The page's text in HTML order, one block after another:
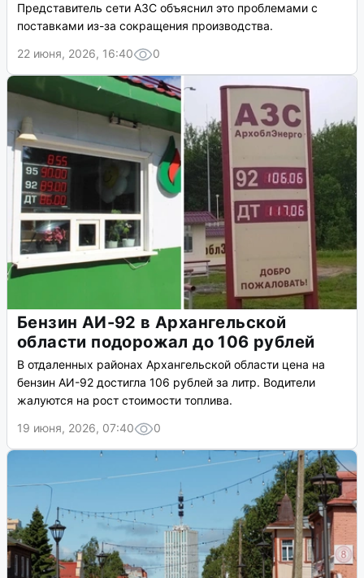
Представитель сети АЗС объяснил это проблемами с
поставками из-за сокращения производства.
22 июня, 2026, 16:40
0
Бензин АИ-92 в Архангельской
области подорожал до 106 рублей
В отдаленных районах Архангельской области цена на
бензин АИ-92 достигла 106 рублей за литр. Водители
жалуются на рост стоимости топлива.
19 июня, 2026, 07:40
0